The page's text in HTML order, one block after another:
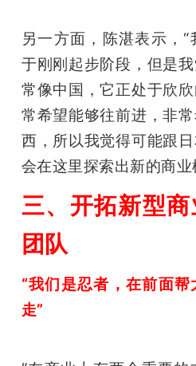
另一方面，陈湛表示，
于刚刚起步阶段，但是
常像中国，它正处于欣
常希望能够往前进，非
西，所以我觉得可能跟
会在这里探索出新的商业
三、开拓新型
团队
“我们是忍者，在前面
走”